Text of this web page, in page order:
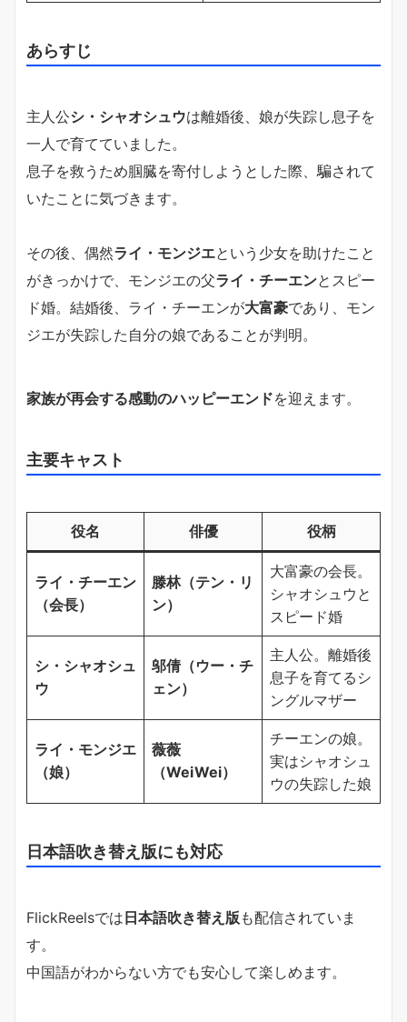
あらすじ
主人公シ・シャオシュウは離婚後、娘が失踪し息子を
一人で育てていました。
息子を救うため腘臓を寄付しようとした際、騙されて
いたことに気づきます。
その後、偶然ライ・モンジエという少女を助けたこと
がきっかけで、モンジエの父ライ・チーエンとスピー
ド婚。結婚後、ライ・チーエンが大富豪であり、モン
ジエが失踪した自分の娘であることが判明。
家族が再会する感動のハッピーエンドを迎えます。
主要キャスト
役名 俳優 役柄
ライ・チーエン
（会長）
滕林（テン・リ
ン）
大富豪の会長。
シャオシュウと
スピード婚
シ・シャオシュ
ウ
邬倩（ウー・チ
ェン）
主人公。離婚後
息子を育てるシ
ングルマザー
ライ・モンジエ
（娘）
薇薇
（WeiWei）
チーエンの娘。
実はシャオシュ
ウの失踪した娘
日本語吹き替え版にも対応
FlickReelsでは日本語吹き替え版 も配信されていま
す。
中国語がわからない方でも安心して楽しめます。